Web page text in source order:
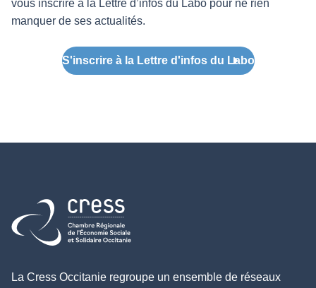
vous inscrire à la Lettre d’infos du Labo pour ne rien
manquer de ses actualités.
S'inscrire à la Lettre d'infos du Labo
Retour à l'accueil
La Cress Occitanie regroupe un ensemble de réseaux